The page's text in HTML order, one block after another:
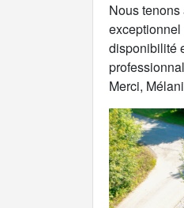
Nous
exceptionnel
disponibilité
Merci,